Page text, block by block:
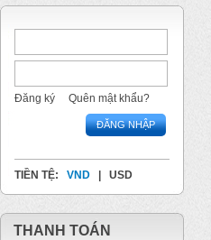
Đăng ký Quên mật khẩu?
ĐĂNG NHẬP
TIỀN TỆ: VND USD
THANH TOÁN